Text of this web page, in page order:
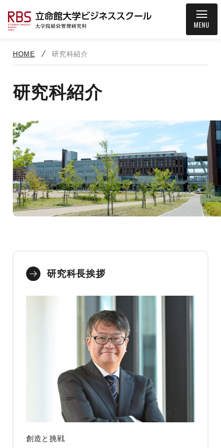
MENU
HOME 研究科紹介
研究科紹介
研究科長挨拶
創造と挑戦